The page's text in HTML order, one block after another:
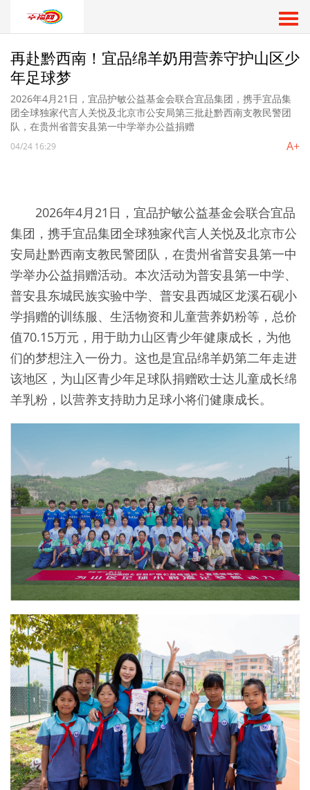
再赴黔西南！宜品绵羊奶用营养守护山区少
年足球梦
2026年4月21日，宜品护敏公益基金会联合宜品集团，携手宜品集
团全球独家代言人关悦及北京市公安局第三批赴黔西南支教民警团
队，在贵州省普安县第一中学举办公益捐赠
04/24 16:29 A+
2026年4月21日，宜品护敏公益基金会联合宜品
集团，携手宜品集团全球独家代言人关悦及北京市公
安局赴黔西南支教民警团队，在贵州省普安县第一中
学举办公益捐赠活动。本次活动为普安县第一中学、
普安县东城民族实验中学、普安县西城区龙溪石砚小
学捐赠的训练服、生活物资和儿童营养奶粉等，总价
值70.15万元，用于助力山区青少年健康成长，为他
们的梦想注入一份力。这也是宜品绵羊奶第二年走进
该地区，为山区青少年足球队捐赠欧士达儿童成长绵
羊乳粉，以营养支持助力足球小将们健康成长。